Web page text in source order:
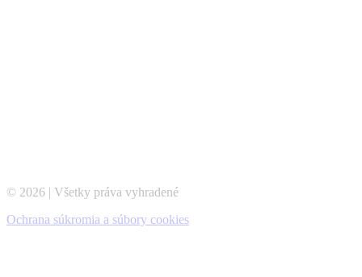
© 2026 | Všetky práva vyhradené
Ochrana súkromia a súbory cookies